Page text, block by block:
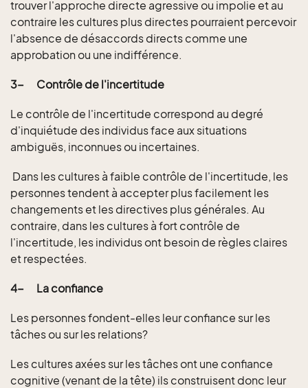
trouver l'approche directe agressive ou impolie et au
contraire les cultures plus directes pourraient percevoir
l'absence de désaccords directs comme une
approbation ou une indifférence.
3- Contrôle de l'incertitude
Le contrôle de l'incertitude correspond au degré
d'inquiétude des individus face aux situations
ambiguës, inconnues ou incertaines.
Dans les cultures à faible contrôle de l'incertitude, les
personnes tendent à accepter plus facilement les
changements et les directives plus générales. Au
contraire, dans les cultures à fort contrôle de
l'incertitude, les individus ont besoin de règles claires
et respectées.
4- La confiance
Les personnes fondent-elles leur confiance sur les
tâches ou sur les relations?
Les cultures axées sur les tâches ont une confiance
cognitive (venant de la tête) ils construisent donc leur